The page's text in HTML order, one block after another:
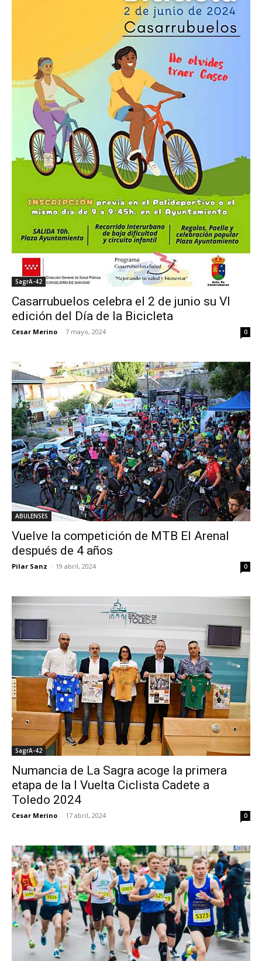
SagrA-42
Casarrubuelos celebra el 2 de junio su VI
edición del Día de la Bicicleta
Cesar Merino - 7 mayo, 2024 0
ABULENSES
Vuelve la competición de MTB El Arenal
después de 4 años
Pilar Sanz - 19 abril, 2024 0
SagrA-42
Numancia de La Sagra acoge la primera
etapa de la I Vuelta Ciclista Cadete a
Toledo 2024
Cesar Merino - 17 abril, 2024 0